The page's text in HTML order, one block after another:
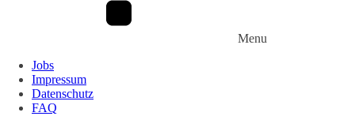
Menu
Jobs
Impressum
Datenschutz
FAQ